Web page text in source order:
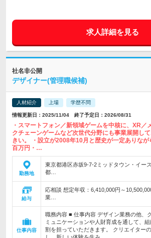
求人詳細を見る
社名非公開
デザイナー(管理職候補)
人材紹介 上場 学歴不問
情報更新日：2025/11/04 終了予定日：2026/08/31
・スマートフォン／新領域ゲームを中核に、XR／
クチェーンゲームなど次世代分野にも事業展開し
きい。 ・設立が2008年10月と歴史が一定ありな
百万円・…
勤務地
東京都港区赤坂9-7-2ミッドタウン・イー
都…
給与
応相談 想定年収：6,410,000円～
業…
仕事内容
職務内容 ■ 仕事内容 デザイン業務の他、
ミュニケーションや人財育成を通して、
割を担っていただきます。 クリエイター